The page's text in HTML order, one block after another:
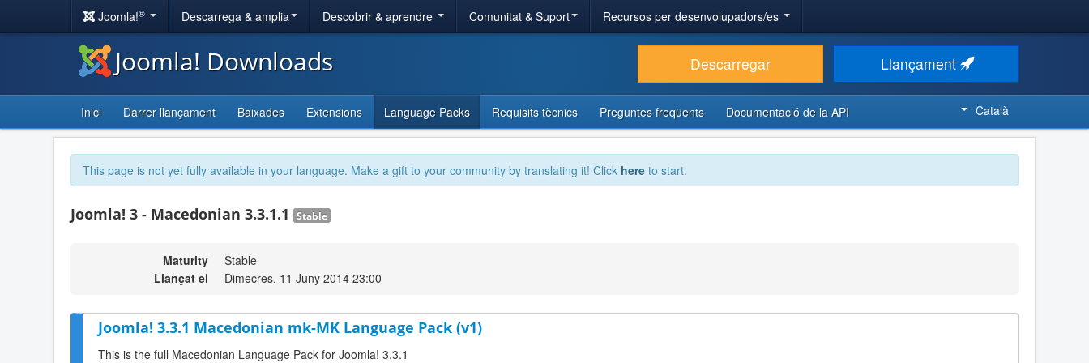
Joomla!® Descarrega & amplia Descobrir & aprendre Comunitat & Suport Recursos per desenvolupadors/es
Joomla! Downloads Descarregar Llançament
Inici Darrer llançament Baixades Extensions Language Packs Requisits tècnics Preguntes freqüents Documentació de la API Català
This page is not yet fully available in your language. Make a gift to your community by translating it! Click here to start.
Joomla! 3 - Macedonian 3.3.1.1 Stable
Maturity
Stable
Llançat el
Dimecres, 11 Juny 2014 23:00
Joomla! 3.3.1 Macedonian mk-MK Language Pack (v1)
This is the full Macedonian Language Pack for Joomla! 3.3.1